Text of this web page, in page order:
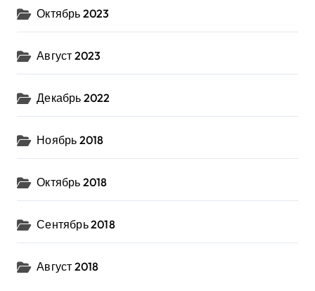
Октябрь 2023
Август 2023
Декабрь 2022
Ноябрь 2018
Октябрь 2018
Сентябрь 2018
Август 2018